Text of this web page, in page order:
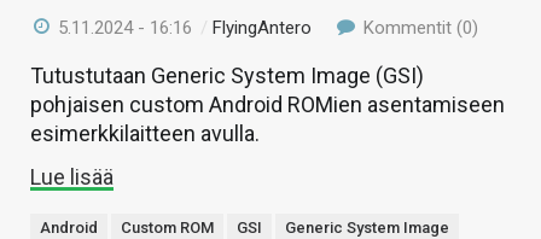
5.11.2024 - 16:16 / FlyingAntero Kommentit (0)
Tutustutaan Generic System Image (GSI)
pohjaisen custom Android ROMien asentamiseen
esimerkkilaitteen avulla.
Lue lisää
Android Custom ROM GSI
Generic System Image